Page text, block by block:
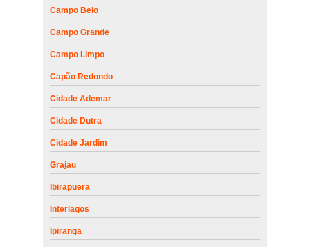
Campo Belo
Campo Grande
Campo Limpo
Capão Redondo
Cidade Ademar
Cidade Dutra
Cidade Jardim
Grajau
Ibirapuera
Interlagos
Ipiranga